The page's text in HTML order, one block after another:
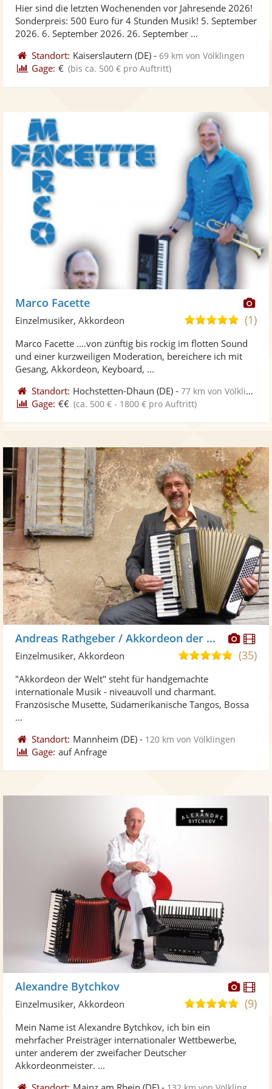
Fotos
5
Hier sind die letzten Wochenenden vor Jahresende 2026!
Sonderpreis: 500 Euro für 4 Stunden Musik! 5. September
2026. 6. September 2026. 26. September ...
Standort: Kaiserslautern (DE) -69 km von Völklingen
Gage: € (bis ca. 500 € pro Auftritt)
Marco Facette
5,0
5
(1)
Einzelmusiker, Akkordeon
Marco Facette ....von zünftig bis rockig im flotten Sound
und einer kurzweiligen Moderation, bereichere ich mit
Gesang, Akkordeon, Keyboard, ...
Standort: Hochstetten-Dhaun (DE) -77 km von Völklingen
Gage: €€ (ca. 500 € - 1800 € pro Auftritt)
Andreas Rathgeber / Akkordeon der Welt
4,9
Sternen
(35)
Einzelmusiker, Akkordeon
"Akkordeon der Welt" steht für handgemachte
internationale Musik - niveauvoll und charmant.
Französische Musette, Südamerikanische Tangos, Bossa
...
Standort: Mannheim (DE) - 120 km von Völklingen
Gage: auf Anfrage
Alexandre Bytchkov
5,0(9)
Einzelmusiker, Akkordeon
Mein Name ist Alexandre Bytchkov, ich bin ein
mehrfacher Preisträger internationaler Wettbewerbe,
unter anderem der zweifacher Deutscher
Akkordeonmeister. ...